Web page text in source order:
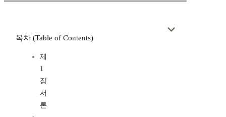
목차 (Table of Contents)
제
1
장
서
론